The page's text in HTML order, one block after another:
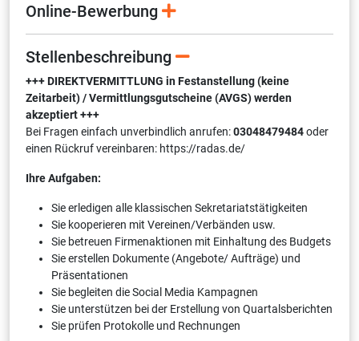
Online-Bewerbung
Stellenbeschreibung
+++ DIREKTVERMITTLUNG in Festanstellung (keine
Zeitarbeit) / Vermittlungsgutscheine (AVGS) werden
akzeptiert +++
Bei Fragen einfach unverbindlich anrufen:03048479484oder
einen Rückruf vereinbaren: https://radas.de/
Ihre Aufgaben:
Sie erledigen alle klassischen Sekretariatstätigkeiten
Sie kooperieren mit Vereinen/Verbänden usw.
Sie betreuen Firmenaktionen mit Einhaltung des Budgets
Sie erstellen Dokumente (Angebote/ Aufträge) und
Präsentationen
Sie begleiten die Social Media Kampagnen
Sie unterstützen bei der Erstellung von Quartalsberichten
Sie prüfen Protokolle und Rechnungen